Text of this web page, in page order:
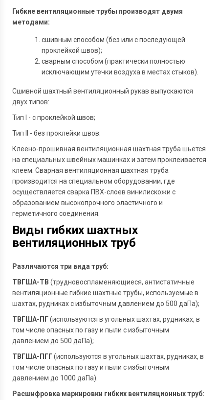
Гибкие вентиляционные трубы производят двумя
методами:
сшивным способом (без или с последующей
проклейкой швов);
сварным способом (практически полностью
исключающим утечки воздуха в местах стыков).
Сшивной шахтный вентиляционный рукав выпускаются
двух типов:
Тип I - с проклейкой швов;
Тип II - без проклейки швов.
Клеено-прошивная вентиляционная шахтная труба шьется
на специальных швейных машинках и затем проклеивается
клеем. Сварная вентиляционная шахтная труба
производится на специальном оборудовании, где
осуществляется сварка ПВХ-слоев винилискожи с
образованием высокопрочного эластичного и
герметичного соединения.
Виды гибких шахтных
вентиляционных труб
Различаются три вида труб:
ТВГША-ТВ (трудновоспламеняющиеся, антистатичные
вентиляционные гибкие шахтные трубы, используемые в
шахтах, рудниках с избыточным давлением до 500 даПа);
ТВГША-ПГ(используются в угольных шахтах, рудниках, в
том числе опасных по газу и пыли с избыточным
давлением до 500 даПа);
ТВГША-ПГГ(используются в угольных шахтах, рудниках, в
том числе опасных по газу и пыли с избыточным
давлением до 1000 даПа).
Расшифровка маркировки гибких вентиляционных труб: